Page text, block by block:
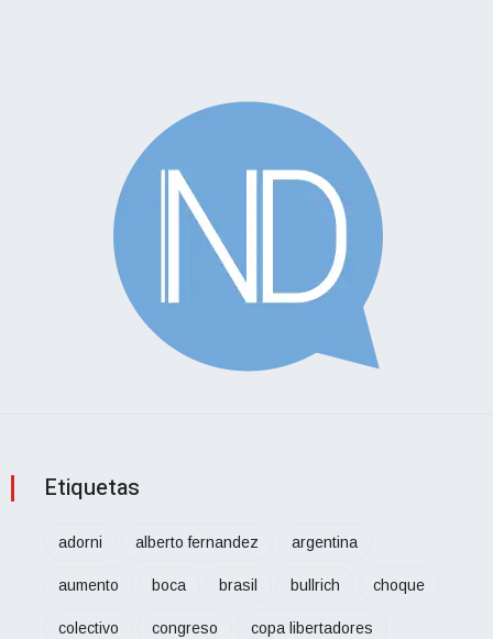
Etiquetas
adorni alberto fernandez argentina
aumento boca brasil bullrich choque
colectivo congreso copa libertadores